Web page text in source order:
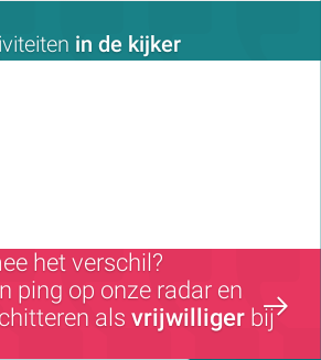
in de kijker
het verschil?
ping op onze radar en
als vrijwilliger bij